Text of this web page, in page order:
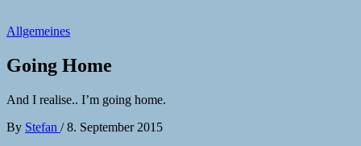
Allgemeines
Going Home
And I realise.. I’m going home.
By Stefan / 8. September 2015